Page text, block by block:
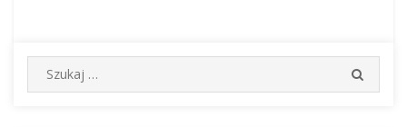
Wyszukiwanie
dla: